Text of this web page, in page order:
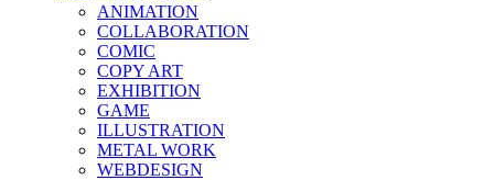
ANIMATION
COLLABORATION
COMIC
COPY ART
EXHIBITION
GAME
ILLUSTRATION
METAL WORK
WEBDESIGN